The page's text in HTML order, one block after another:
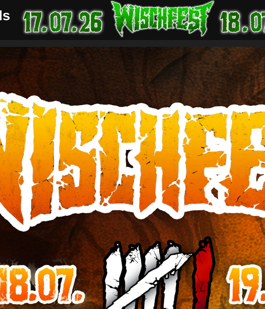
Startseite
Tickets